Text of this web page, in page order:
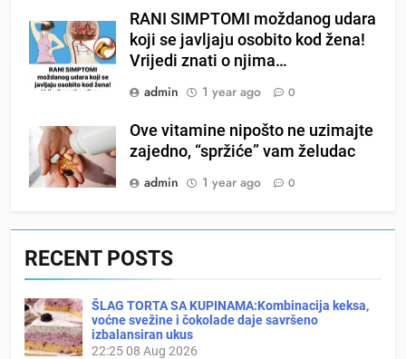
RANI SIMPTOMI moždanog udara
koji se javljaju osobito kod žena!
Vrijedi znati o njima…
admin
1 year ago 0
Ove vitamine nipošto ne uzimajte
zajedno, “spržiće” vam želudac
admin
1 year ago 0
RECENT POSTS
ŠLAG TORTA SA KUPINAMA:Kombinacija keksa,
voćne svežine i čokolade daje savršeno
izbalansiran ukus
22:2508 Aug 2026